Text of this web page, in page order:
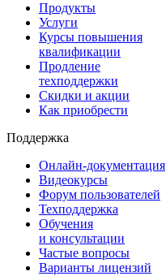
Продукты
Услуги
Курсы повышения
квалификации
Продление
техподдержки
Скидки и акции
Как приобрести
Поддержка
Онлайн-документация
Видеокурсы
Форум пользователей
Техподдержка
Обучения
и консультации
Частые вопросы
Варианты лицензий